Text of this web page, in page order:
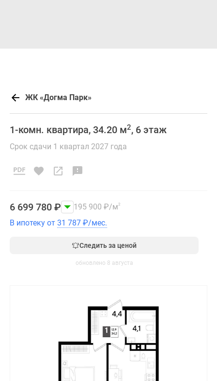
ЖК «Догма Парк»
1-комн. квартира, 34.20 м2, 6 этаж
Срок сдачи 1 квартал 2027 года
6 699 780 ₽ 195 900 ₽/м2
В ипотеку от 31 787 ₽/мес.
Следить за ценой
обновлено 8 августа